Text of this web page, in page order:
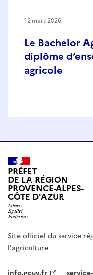
Le Bachelor
diplôme
agricole
12 mars 2026
PRÉFET
DE LA RÉGION
PROVENCE-ALPES-
CÔTE D'AZUR
Site officiel du service
l'agriculture
info.gouv.fr